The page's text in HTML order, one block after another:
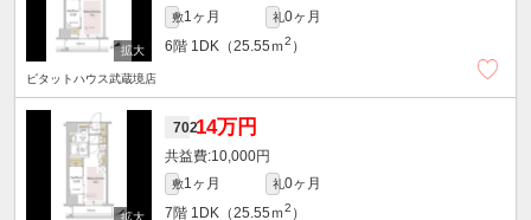
敷1ヶ月 礼0ヶ月
6階 1DK（25.55ｍ2 ）
ピタットハウス武蔵境店
70214万円
10,000円
敷1ヶ月 礼0ヶ月
7階 1DK（25.55ｍ2 ）